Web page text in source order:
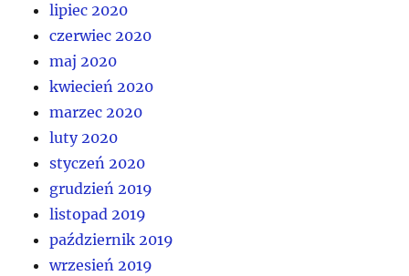
lipiec 2020
czerwiec 2020
maj 2020
kwiecień 2020
marzec 2020
luty 2020
styczeń 2020
grudzień 2019
listopad 2019
październik 2019
wrzesień 2019